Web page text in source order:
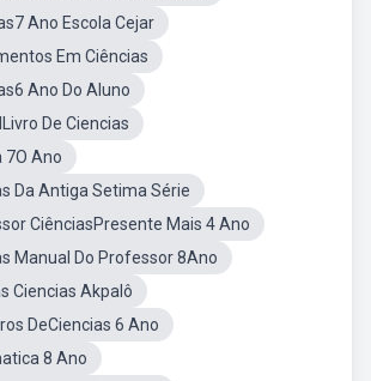
Ano Escola Cejar
Em Ciências
Ano Do Aluno
De Ciencias
7O Ano
Da Antiga Setima Série
CiênciasPresente Mais 4 Ano
Manual Do Professor 8Ano
Ciencias Akpalô
DeCiencias 6 Ano
8 Ano